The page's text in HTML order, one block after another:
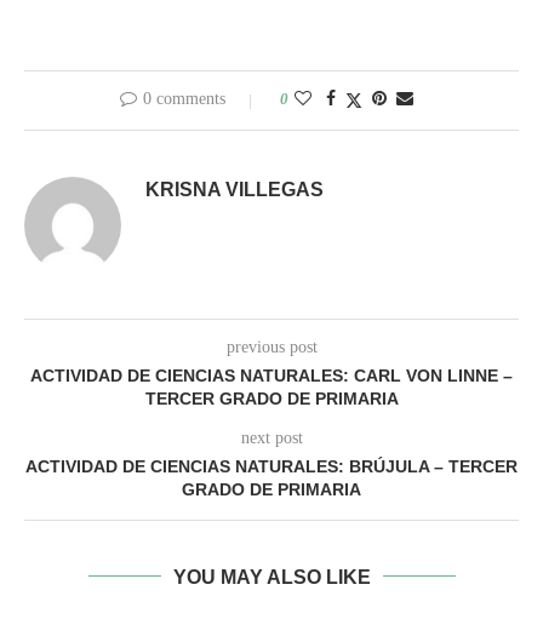
0 comments 0
KRISNA VILLEGAS
previous post
ACTIVIDAD DE CIENCIAS NATURALES: CARL VON LINNE –
TERCER GRADO DE PRIMARIA
next post
ACTIVIDAD DE CIENCIAS NATURALES: BRÚJULA – TERCER
GRADO DE PRIMARIA
YOU MAY ALSO LIKE